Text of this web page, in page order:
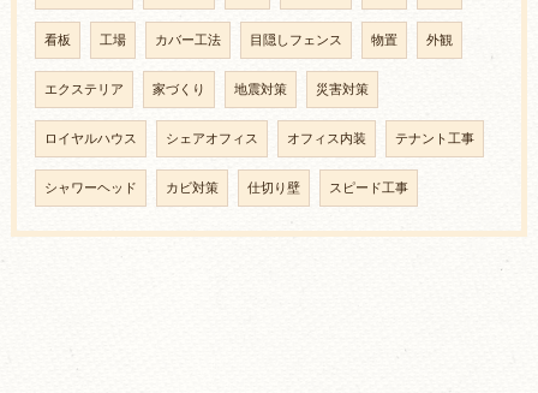
看板 工場 カバー工法 目隠しフェンス 物置 外観
エクステリア 家づくり 地震対策 災害対策
ロイヤルハウス シェアオフィス オフィス内装 テナント工事
シャワーヘッド カビ対策 仕切り壁 スピード工事